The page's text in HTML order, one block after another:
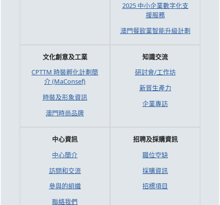
2025 中小企業數字化支
援服務
澳門餐飲業智能升級計劃
文化創意及工業
CPTTM 時裝孵化計劃簡
介 (MaConsef)
時裝及形象資訊
澳門時尚品牌
知識交流
研討會/工作坊
新質生產力
企業專訪
中心資訊
中心簡介
訪問和交流
參與的組織
聯絡我們
招聘及採購資訊
職位空缺
採購資訊
招標項目